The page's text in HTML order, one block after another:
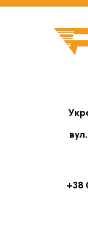
Бігові доріжки Everfit
Бігові доріжки
+38